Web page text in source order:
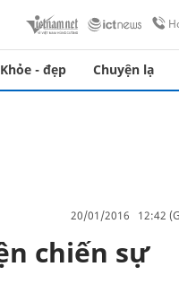
Khỏe - đẹp Chuyện lạ
20/01/2016 12:42
chiến sự